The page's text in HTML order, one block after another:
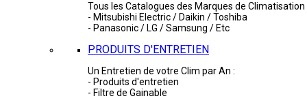
Tous les Catalogues des Marques de Climatisation
- Mitsubishi Electric / Daikin / Toshiba
- Panasonic / LG / Samsung / Etc
PRODUITS D'ENTRETIEN
Un Entretien de votre Clim par An :
- Produits d'entretien
- Filtre de Gainable